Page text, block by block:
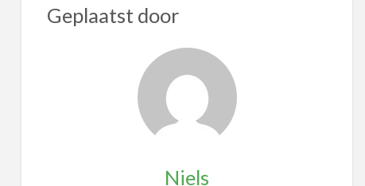
Geplaatst door
Niels